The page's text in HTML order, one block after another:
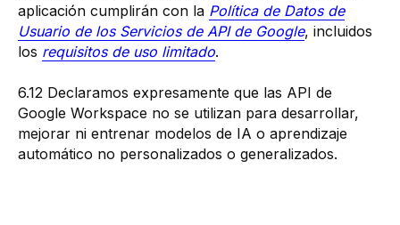
aplicación cumplirán con la Política de Datos de
Usuario de los Servicios de API de Google, incluidos
los requisitos de uso limitado.
6.12 Declaramos expresamente que las API de
Google Workspace no se utilizan para desarrollar,
mejorar ni entrenar modelos de IA o aprendizaje
automático no personalizados o generalizados.